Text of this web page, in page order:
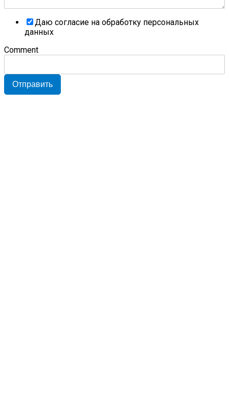
Даю согласие на обработку персональных
данных
Comment
Отправить